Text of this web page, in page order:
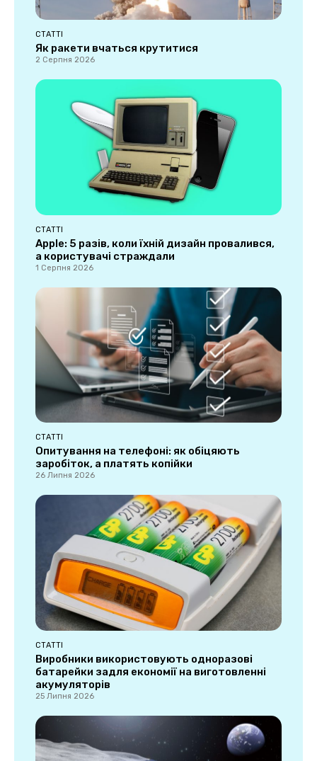
СТАТТІ
Як ракети вчаться крутитися
2 Серпня 2026
СТАТТІ
Apple: 5 разів, коли їхній дизайн провалився,
а користувачі страждали
1 Серпня 2026
СТАТТІ
Опитування на телефоні: як обіцяють
заробіток, а платять копійки
26 Липня 2026
СТАТТІ
Виробники використовують одноразові
батарейки задля економії на виготовленні
акумуляторів
25 Липня 2026